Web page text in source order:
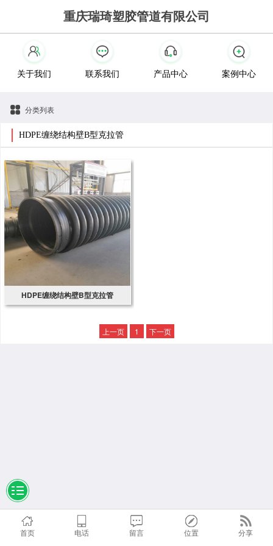
重庆瑞琦塑胶管道有限公司
关于我们 联系我们 产品中心 案例中心
分类列表
HDPE缠绕结构壁B型克拉管
HDPE缠绕结构壁B型克拉管
上一页 1 下一页
首页 电话 留言 位置 分享